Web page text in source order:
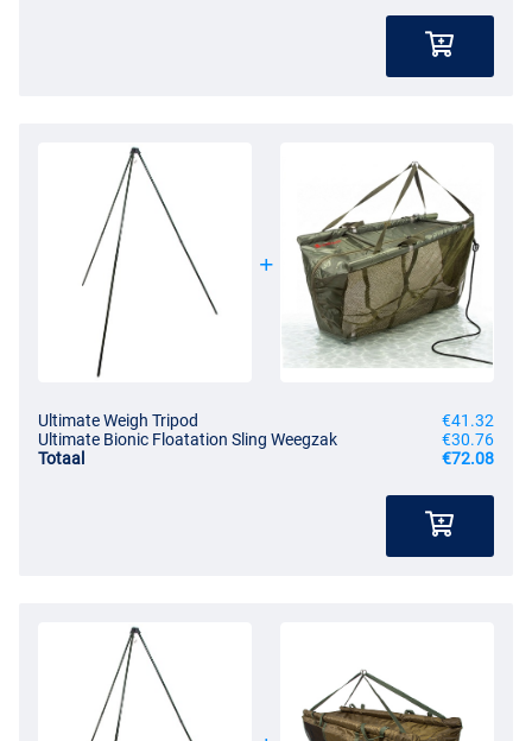
Ultimate Weigh Tripod
€41.32
Ultimate Bionic Floatation Sling Weegzak
€30.76
Totaal
€72.08